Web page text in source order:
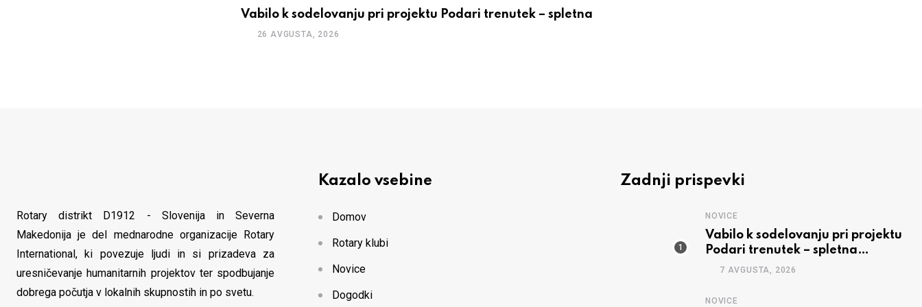
Vabilo k sodelovanju pri projektu Podari trenutek – spletna
26 AVGUSTA, 2026
Rotary distrikt D1912 - Slovenija in Severna
Makedonija je del mednarodne organizacije Rotary
International, ki povezuje ljudi in si prizadeva za
uresničevanje humanitarnih projektov ter spodbujanje
dobrega počutja v lokalnih skupnostih in po svetu.
Kazalo vsebine
Domov
Rotary klubi
Novice
Dogodki
Zadnji prispevki
NOVICE
Vabilo k sodelovanju pri projektu
Podari trenutek – spletna
predstavitev
7 AVGUSTA, 2026
NOVICE